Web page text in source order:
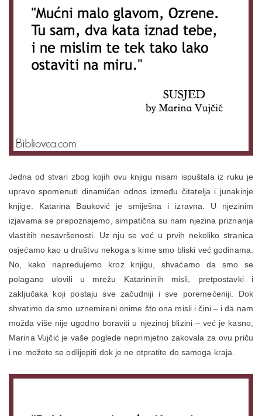
Jedna od stvari zbog kojih ovu knjigu nisam ispuštala iz ruku je
upravo spomenuti dinamičan odnos između čitatelja i junakinje
knjige. Katarina Bauković je smiješna i izravna. U njezinim
izjavama se prepoznajemo, simpatična su nam njezina priznanja
vlastitih nesavršenosti. Uz nju se već u prvih nekoliko stranica
osjećamo kao u društvu nekoga s kime smo bliski već godinama.
No, kako napredujemo kroz knjigu, shvaćamo da smo se
polagano ulovili u mrežu Katarininih misli, pretpostavki i
zaključaka koji postaju sve začudniji i sve poremećeniji. Dok
shvatimo da smo uznemireni onime što ona misli i čini – i da nam
možda više nije ugodno boraviti u njezinoj blizini – već je kasno;
Marina Vujčić je vaše poglede neprimjetno zakovala za ovu priču
i ne možete se odlijepiti dok je ne otpratite do samoga kraja.